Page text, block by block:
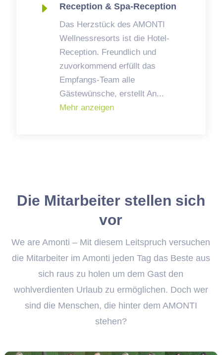
E Reception & Spa-Reception
Das Herzstück des AMONTI
Wellnessresorts ist die Hotel-
Reception. Freundlich und
zuvorkommend erfüllt das
Empfangs-Team alle
Gästewünsche, erstellt An...
Mehr anzeigen
Die Mitarbeiter stellen sich
vor
We are Amonti – Mit diesem Leitspruch versuchen
die Mitarbeiter im Amonti jeden Tag das Beste aus
sich raus zu holen um dem Gast den
wohlverdienten Urlaub zu ermöglichen. Doch wer
sind die Menschen, die hinter dem AMONTI
stehen?